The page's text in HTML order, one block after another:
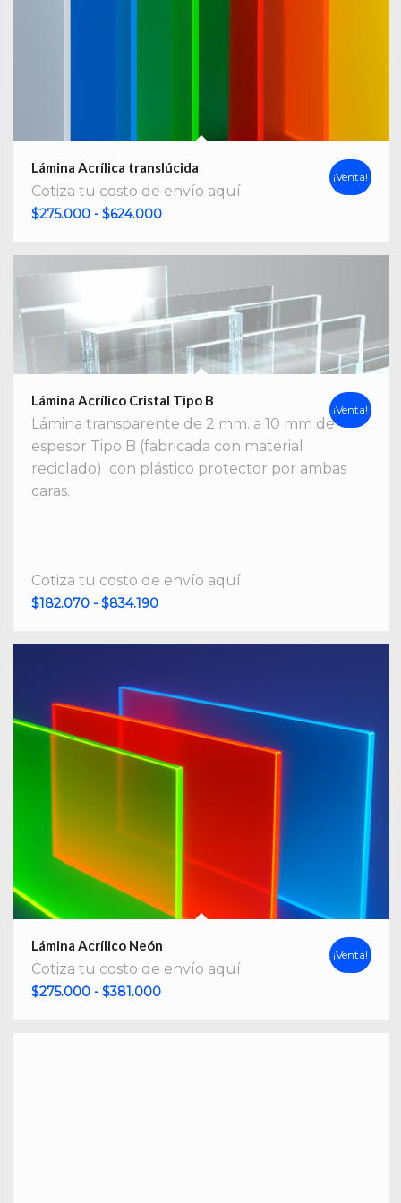
Lámina Acrílica translúcida
Cotiza tu costo de envío aquí
$275.000 - $624.000Rango
precios:
$275.000
hasta
$624.000
¡Venta!
Lámina Acrílico Cristal Tipo B
Lámina transparente de 2 mm. a 10 mm de
espesor Tipo B (fabricada con material
reciclado) con plástico protector por ambas
caras.
Cotiza tu costo de envío aquí
$182.070 - $834.190Rango
precios:
$182.070
$834.190
¡Venta!
Lámina Acrílico Neón
Cotiza tu costo de envío aquí
$275.000 - $381.000Rango
¡Venta!